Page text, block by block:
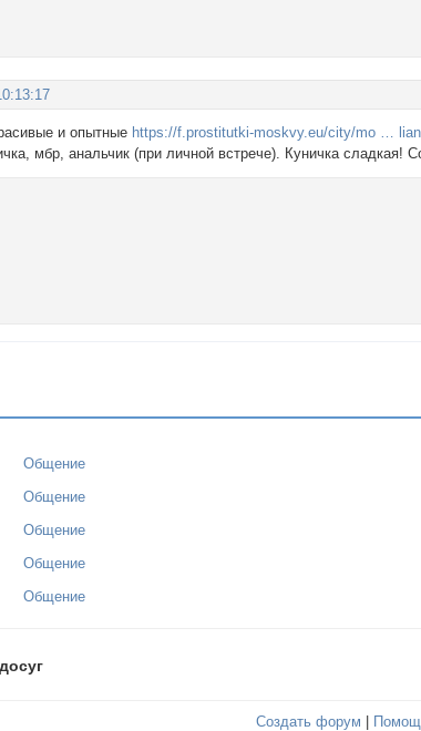
и опытные https://f.prostitutki-moskvy.eu/city/mo …
мбр, анальчик (при личной встрече). Куничка сладкая!
Общение
Общение
Общение
Общение
Общение
Создать форум